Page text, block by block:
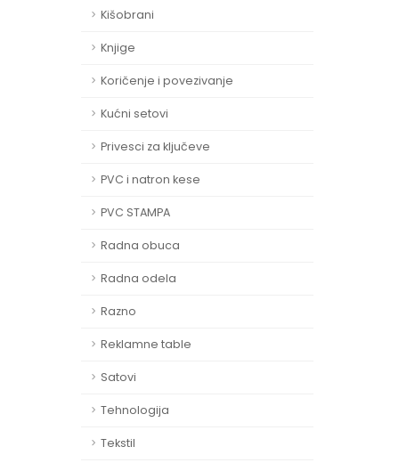
Kišobrani
Knjige
Koričenje i povezivanje
Kućni setovi
Privesci za ključeve
PVC i natron kese
PVC STAMPA
Radna obuca
Radna odela
Razno
Reklamne table
Satovi
Tehnologija
Tekstil